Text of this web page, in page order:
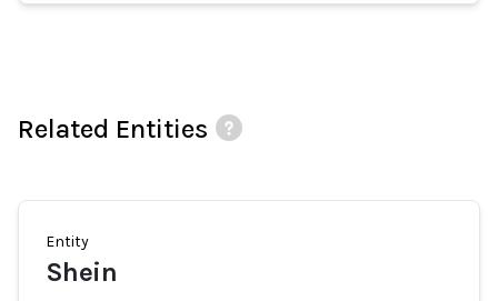
Related Entities
Entity
Shein